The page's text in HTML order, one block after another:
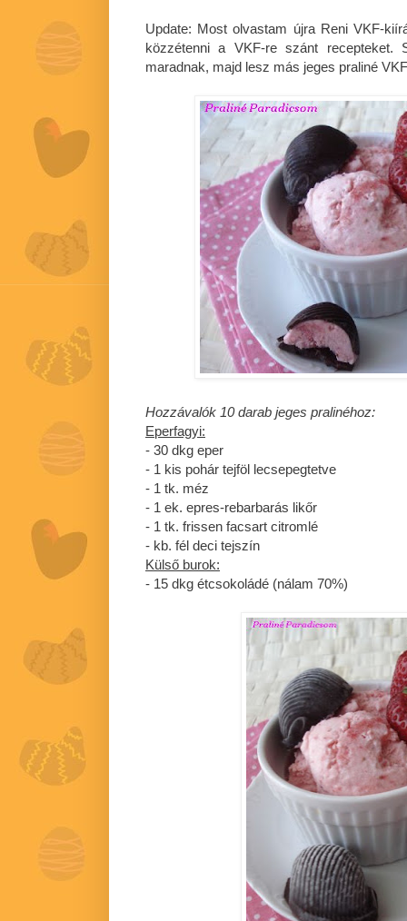
Update: Most olvastam újra Reni VKF-
közzétenni a VKF-re szánt
maradnak, majd lesz más jeges praliné
Hozzávalók 10 darab jeges pralinéhoz:
Eperfagyi:
- 30 dkg eper
- 1 kis pohár tejföl lecsepegtetve
- 1 tk. méz
- 1 ek. epres-rebarbarás likőr
- 1 tk. frissen facsart citromlé
- kb. fél deci tejszín
Külső burok:
- 15 dkg étcsokoládé (nálam 70%)